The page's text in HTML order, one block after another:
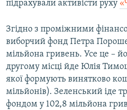
підрахували активісти руху
Згідно з проміжними
виборчий фонд Петра
мільйона гривень. Усе це –
другому місці йде Юлія
якої формують винятково
мільйонів). Зеленський іде
фондом у 102,8 мільйона